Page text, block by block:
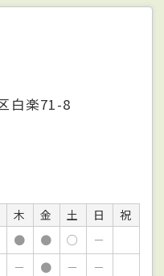
白楽71-8
木 金 土 日
祝
● ● ○
－
－ ● －
－